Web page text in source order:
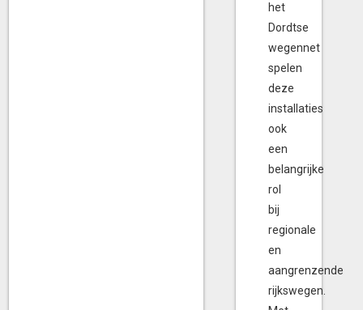
het
Dordtse
wegennet
spelen
deze
installaties
ook
een
belangrijke
rol
bij
regionale
en
aangrenzende
rijkswegen.